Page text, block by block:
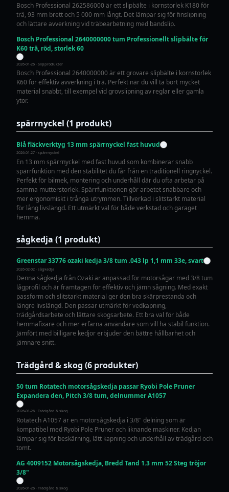
Bosch Professional 262586000 är ett slipbälte i kornstorlek K180 för
trä, 93 mm brett och 5 000 mm långt. Det lämpar sig för finslipning
och lättare avverkning vid träbearbetning med bandslip.
Bosch Professional 2640000000 tum Professionellt slipbälte för
K60 trä, röd, storlek 60
2026-01-26 · Slipprodukter
Bosch Professional 2640000000 är ett grovare slipbälte i kornstorlek
K60 för effektiv avverkning i trä. Perfekt när du vill ta bort mycket
material snabbt, till exempel vid grovslipning av reglar eller gamla
ytor.
spärrnyckel (1 produkt)
Blå fläckverktyg 13 mm spärrnyckel fast huvud
2026-01-27 · spärrnyckel
En 13 mm spärrnyckel med fast huvud som kombinerar snabb
spärrfunktion med den stabilitet du får från en traditionell ringnyckel.
Perfekt för bilmek, montering och underhåll där du ofta arbetar på
samma mutterstorlek. Spärrfunktionen gör arbetet snabbare och
mer ergonomiskt i trånga utrymmen. Tillverkad i slitstarkt material
för lång livslängd. Ett utmärkt val för både verkstad och garaget
hemma.
sågkedja (1 produkt)
Greenstar 33776 ozaki kedja 3/8 tum .043 lp 1,1 mm 33e, svart
2026-02-02 · sågkedja
Denna sågkedja från Ozaki är anpassad för motorsågar med 3/8 tum
lågprofil och är framtagen för effektiv och jämn sågning. Med exakt
passform och slitstarkt material ger den bra skärprestanda och
längre livslängd. Den passar utmärkt för vedkapning,
trädgårdsarbete och lättare skogsarbete. Ett bra val för både
hemmafixare och mer erfarna användare som vill ha stabil funktion.
Jämfört med billigare kedjor erbjuder den bättre hållbarhet och
jämnare snitt.
Trädgård & skog (6 produkter)
50 tum Rotatech motorsågskedja passar Ryobi Pole Pruner
Expandera den, Pitch 3/8 tum, delnummer A1057
2026-01-26 · Trädgård & skog
Rotatech A1057 är en motorsågskedja i 3/8" delning som är
kompatibel med Ryobi Pole Pruner och liknande maskiner. Kedjan
lämpar sig för beskärning, lätt kapning och underhåll av trädgård och
tomt.
AG 4009152 Motorsågskedja, Bredd Tand 1.3 mm 52 Steg tröjor
3/8"
2026-01-26 · Trädgård & skog